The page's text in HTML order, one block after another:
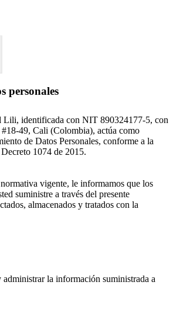
personales
Lili, identificada con NIT 890324177-5, con
49, Cali (Colombia), actúa como
de Datos Personales, conforme a la
1074 de 2015.
vigente, le informamos que los
suministre a través del presente
almacenados y tratados con la
administrar la información suministrada a